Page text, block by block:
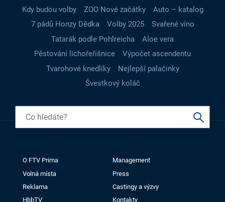
Kdy budou volby
ZOO Nové začátky
Auto – katalog
7 pádů Honzy Dědka
Volby 2025
Svařené víno
Tatarák podle Pohlreicha
Aloe vera
Pěstování lichořeřišnice
Výpočet ascendentu
Tvarohové knedlíky
Nejlepší palačinky
Švestkový koláč
O FTV Prima
Management
Volná místa
Press
Reklama
Castingy a výzvy
HbbTV
Kontakty